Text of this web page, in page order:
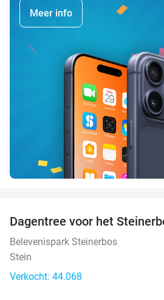
Meer info
Dagentree voor het
Belevenispark Steinerbos
Stein
Verkocht: 44.068